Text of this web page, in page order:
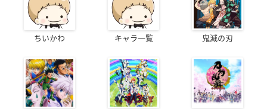
ちいかわ キャラ一覧 鬼滅の刃